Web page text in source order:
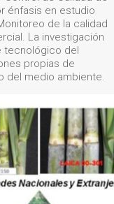
énfasis en estudio
de la calidad
La investigación
tecnológico del
propias de
del medio ambiente.